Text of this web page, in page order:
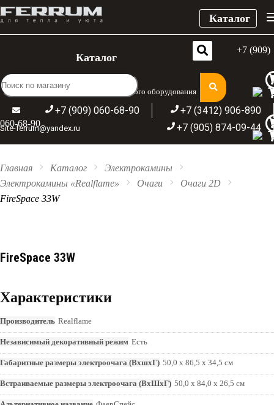
Широкий ассортимент отопительного оборудования
+7 (3412) 906-890
+7 (909) 060-68-90
+7 (905) 874-09-44
Site-ferrum@yandex.ru
Каталог
Каталог
+7 (909)
060-68-90
Главная Каталог
Электрокамины
Электрокамины «Realflame»
Очаги
Очаги 2D
FireSpace 33W
FireSpace 33W
Характеристики
Производитель Realflame
Независимый декоративный режим Есть
Габаритные размеры электроочага (ВхшхГ) 50,0 x 86,5 x 34,5 см
Встраиваемые размеры электроочага (ВхШхГ) 50,0 x 84,0 x 26,5 см